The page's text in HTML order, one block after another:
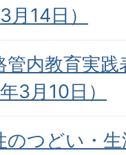
14日）
管内教育実
3月10日）
のつどい・